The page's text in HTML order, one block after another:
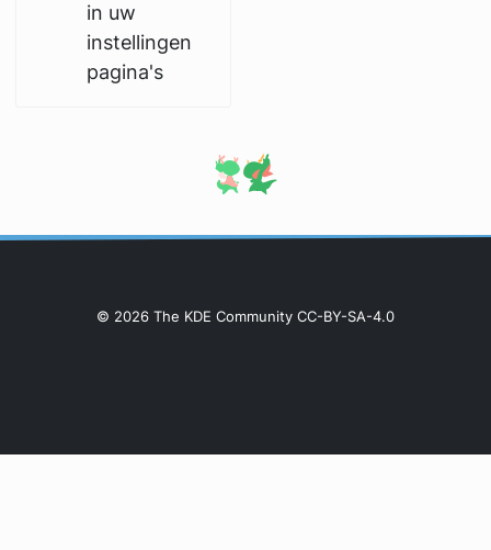
in uw
instellingen
pagina's
© 2026 The KDE Community CC-BY-SA-4.0